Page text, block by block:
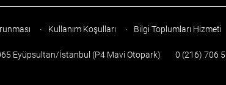
· Kullanım Koşulları · Bilgi Toplumları Hizmeti
Eyüpsultan/İstanbul (P4 Mavi Otopark) 0 (216) 706